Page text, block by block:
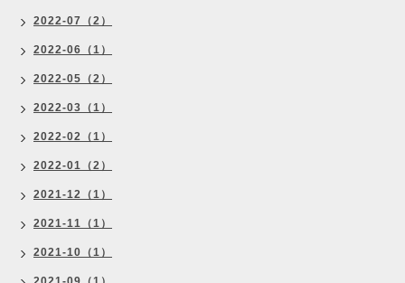
2022-07（2）
2022-06（1）
2022-05（2）
2022-03（1）
2022-02（1）
2022-01（2）
2021-12（1）
2021-11（1）
2021-10（1）